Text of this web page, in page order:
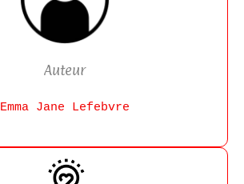
Auteur
Emma Jane Lefebvre